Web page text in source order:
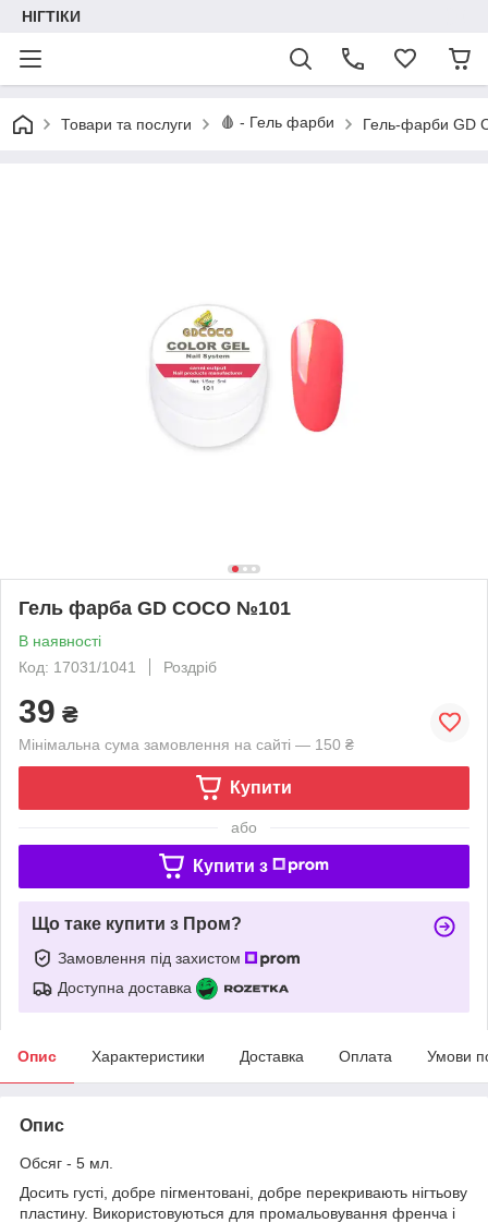
НІГТІКИ
Товари та послуги 🩸 - Гель фарби Гель-фарби GD
Гель фарба GD COCO №101
В наявності
Код: 17031/1041
Роздріб
39 ₴
Мінімальна сума замовлення на сайті — 150 ₴
Купити
або
Купити з
Що таке купити з Пром?
Замовлення під захистом
Доступна доставка
Опис Характеристики Доставка Оплата Умови
Опис
Обсяг - 5 мл.
Досить густі, добре пігментовані, добре перекривають нігтьову
пластину. Використовуються для промальовування френча і